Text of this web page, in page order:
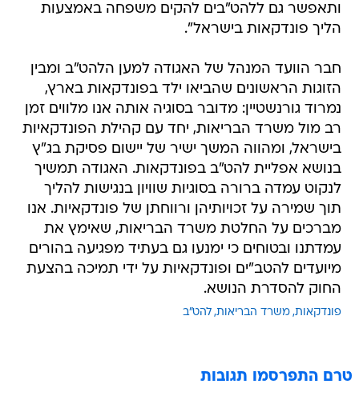
ותאפשר גם ללהט"בים להקים משפחה באמצעות
הליך פונדקאות בישראל".
חבר הוועד המנהל של האגודה למען הלהט"ב ומבין
הזוגות הראשונים שהביאו ילד בפונדקאות בארץ,
נמרוד גורנשטיין: מדובר בסוגיה אותה אנו מלווים זמן
רב מול משרד הבריאות, יחד עם קהילת הפונדקאיות
בישראל, ומהווה המשך ישיר של יישום פסיקת בג"ץ
בנושא אפליית להט"ב בפונדקאות. האגודה תמשיך
לנקוט עמדה ברורה בסוגיות שוויון בנגישות להליך
תוך שמירה על זכויותיהן ורווחתן של פונדקאיות. אנו
מברכים על החלטת משרד הבריאות, שאימץ את
עמדתנו ובטוחים כי ימנעו גם בעתיד מפגיעה בהורים
מיועדים להטב"ים ופונדקאיות על ידי תמיכה בהצעת
החוק להסדרת הנושא.
פונדקאות משרד הבריאות להט"ב
טרם התפרסמו תגובות